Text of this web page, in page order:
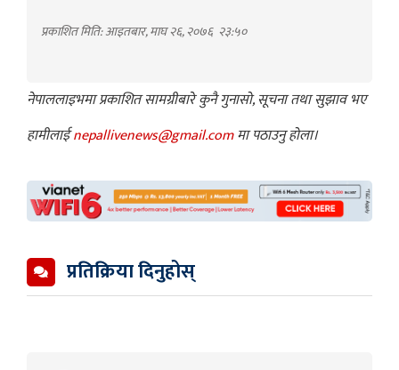
प्रकाशित मिति: आइतबार, माघ २६, २०७६ २३:५०
नेपाललाइभमा प्रकाशित सामग्रीबारे कुनै गुनासो, सूचना तथा सुझाव भए
हामीलाईnepallivenews@gmail.comमा पठाउनु होला।
प्रतिक्रिया दिनुहोस्